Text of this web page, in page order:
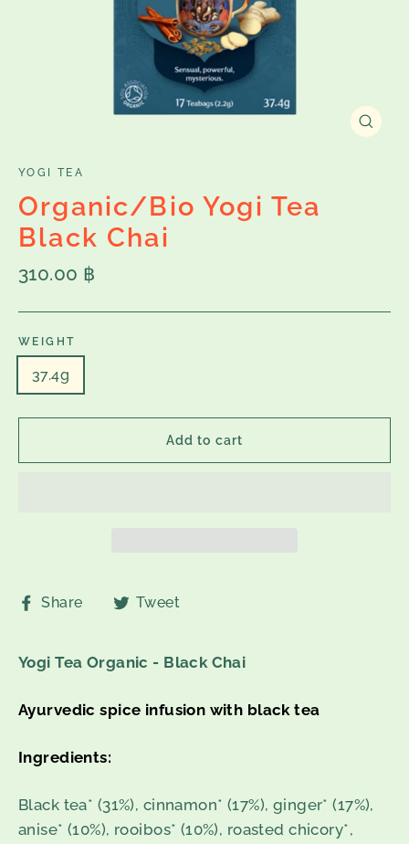
Close
YOGI TEA
Organic/Bio Yogi Tea
Black Chai
Regular
310.00 ฿
WEIGHT
37.4g
Add to cart
Share
ShareTweet
Yogi Tea Organic - Black Chai
Ayurvedic spice infusion with black tea
Ingredients:
Black tea* (31%), cinnamon* (17%), ginger* (17%),
anise* (10%), rooibos* (10%), roasted chicory*,